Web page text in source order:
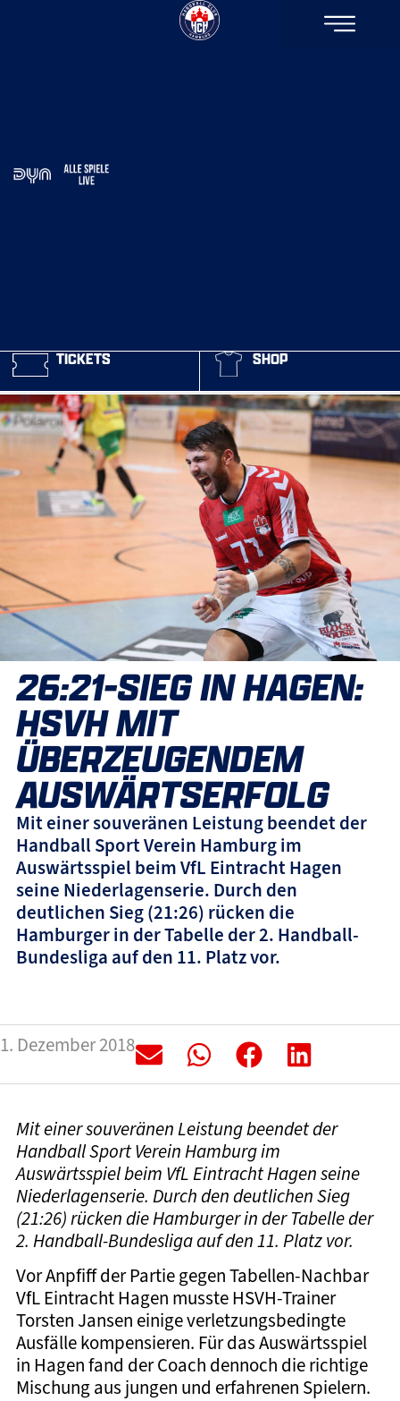
TICKETS SHOP
26:21-SIEG IN HAGEN:
HSVH MIT
ÜBERZEUGENDEM
AUSWÄRTSERFOLG
Mit einer souveränen Leistung beendet der
Handball Sport Verein Hamburg im
Auswärtsspiel beim VfL Eintracht Hagen
seine Niederlagenserie. Durch den
deutlichen Sieg (21:26) rücken die
Hamburger in der Tabelle der 2. Handball-
Bundesliga auf den 11. Platz vor.
1. Dezember 2018
Mit einer souveränen Leistung beendet der
Handball Sport Verein Hamburg im
Auswärtsspiel beim VfL Eintracht Hagen seine
Niederlagenserie. Durch den deutlichen Sieg
(21:26) rücken die Hamburger in der Tabelle der
2. Handball-Bundesliga auf den 11. Platz vor.
Vor Anpfiff der Partie gegen Tabellen-Nachbar
VfL Eintracht Hagen musste HSVH-Trainer
Torsten Jansen einige verletzungsbedingte
Ausfälle kompensieren. Für das Auswärtsspiel
in Hagen fand der Coach dennoch die richtige
Mischung aus jungen und erfahrenen Spielern.